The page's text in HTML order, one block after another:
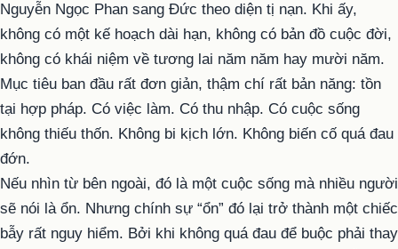
Nguyễn Ngọc Phan sang Đức theo diện tị nạn. Khi ấy,
không có một kế hoạch dài hạn, không có bản đồ cuộc đời,
không có khái niệm về tương lai năm năm hay mười năm.
Mục tiêu ban đầu rất đơn giản, thậm chí rất bản năng: tồn
tại hợp pháp. Có việc làm. Có thu nhập. Có cuộc sống
không thiếu thốn. Không bi kịch lớn. Không biến cố quá đau
đớn.
Nếu nhìn từ bên ngoài, đó là một cuộc sống mà nhiều người
sẽ nói là ổn. Nhưng chính sự “ổn” đó lại trở thành một chiếc
bẫy rất nguy hiểm. Bởi khi không quá đau để buộc phải thay